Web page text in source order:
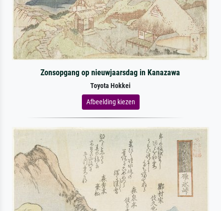
Zonsopgang op nieuwjaarsdag in Kanazawa
Toyota Hokkei
Afbeelding kiezen